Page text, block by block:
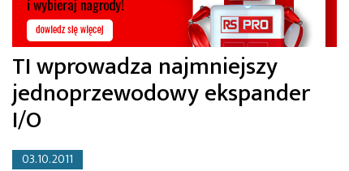
TI wprowadza najmniejszy
jednoprzewodowy ekspander
I/O
03.10.2011